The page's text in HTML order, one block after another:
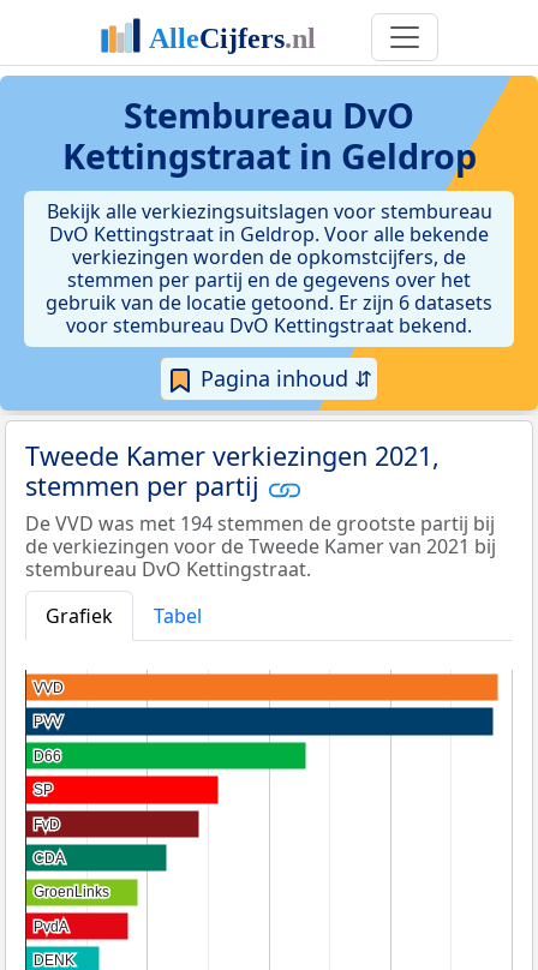
Stembureau DvO
Kettingstraat in Geldrop
Bekijk alle verkiezingsuitslagen voor stembureau
DvO Kettingstraat in Geldrop. Voor alle bekende
verkiezingen worden de opkomstcijfers, de
stemmen per partij en de gegevens over het
gebruik van de locatie getoond. Er zijn 6 datasets
voor stembureau DvO Kettingstraat bekend.
Pagina inhoud ⇵
Tweede Kamer verkiezingen 2021,
stemmen per partij
De VVD was met 194 stemmen de grootste partij bij
de verkiezingen voor de Tweede Kamer van 2021 bij
stembureau DvO Kettingstraat.
Grafiek
Tabel
VVD
VVD
PVV
PVV
D66
D66
SP
SP
FvD
FvD
CDA
CDA
GroenLinks
GroenLinks
PvdA
PvdA
DENK
DENK